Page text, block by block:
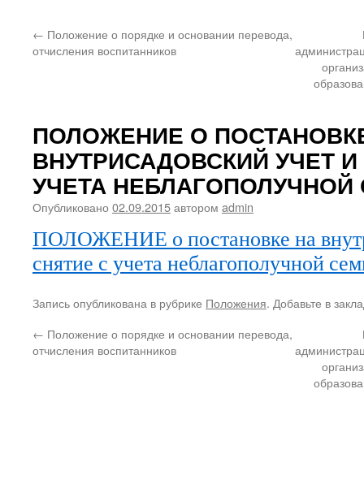
← Положение о порядке и основании перевода,
отчисления воспитанников
ПОЛОЖЕНИЕ О
ВНУТРИСАДОВСКИЙ УЧЕТ
УЧЕТА
Опубликовано 02.09.2015автором admin
ПОЛОЖЕНИЕ о постановке на
снятие с учета неблагополучной
Запись опубликована в рубрике Положения. Добавьте в
← Положение о порядке и основании перевода,
отчисления воспитанников